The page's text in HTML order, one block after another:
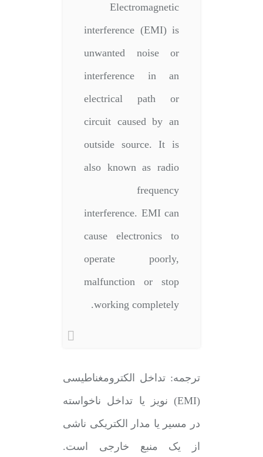
Electromagnetic
interference (EMI) is
unwanted noise or
interference in an
electrical path or
circuit caused by an
outside source. It is
also known as radio
frequency
interference. EMI can
cause electronics to
operate poorly,
malfunction or stop
working completely.
ترجمه: تداخل الکترومغناطیسی
(EMI) نویز یا تداخل ناخواسته
در مسیر یا مدار الکتریکی ناشی
از یک منبع خارجی است.